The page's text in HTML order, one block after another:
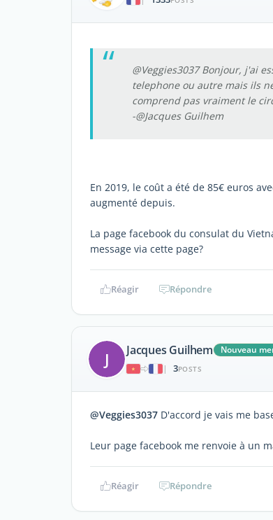
@Veggies3037 Bonjour, j'ai
telephone ou autre mais ils
comprend pas vraiment le
-@Jacques Guilhem
En 2019, le coût a été de 85€ euros
augmenté depuis.
La page facebook du consulat du
message via cette page?
Réagir Répondre
J Jacques Guilhem
Nouveau
|
3POSTS
@Veggies3037 D'accord je vais me
Leur page facebook me renvoie à un
Réagir Répondre